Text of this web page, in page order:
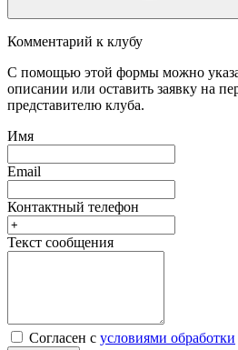
Комментарий к клубу
С помощью этой формы можно
описании или оставить заявку на
представителю клуба.
Имя
Email
Контактный телефон
Текст сообщения
Согласен с условиями обработки